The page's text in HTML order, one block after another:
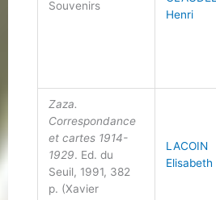
Souvenirs
Henri
Zaza.
Correspondance
et cartes 1914-
1929. Ed. du
Seuil, 1991, 382
p. (Xavier
LACOIN
Elisabeth